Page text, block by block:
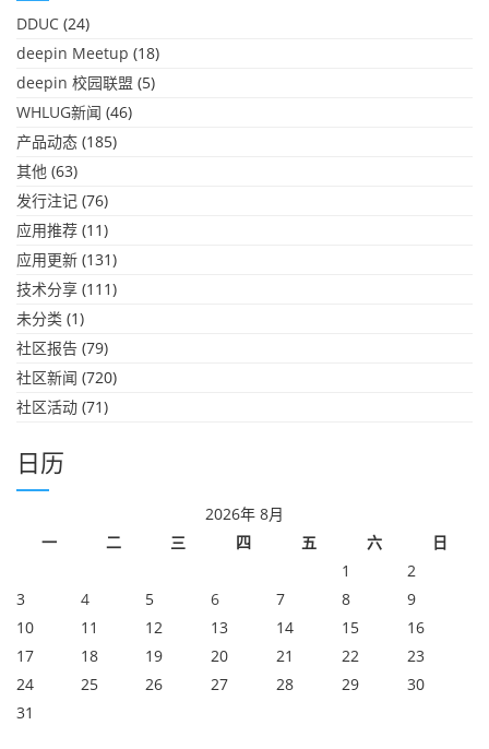
DDUC (24)
deepin Meetup (18)
deepin 校园联盟 (5)
WHLUG新闻 (46)
产品动态 (185)
其他 (63)
发行注记 (76)
应用推荐 (11)
应用更新 (131)
技术分享 (111)
未分类 (1)
社区报告 (79)
社区新闻 (720)
社区活动 (71)
日历
2026年 8月
一
二 三 四 五 六
日
1
2
3
4 5 6 7 8
9
10
11 12 13 14 15
16
17
18 19 20 21 22
23
24
25 26 27 28 29
30
31